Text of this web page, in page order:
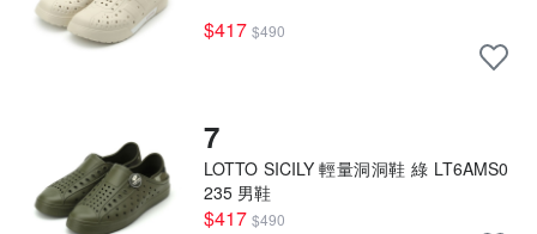
$417 $490
7
LOTTO SICILY 輕量洞洞鞋 綠 LT6AMS0
235 男鞋
$417 $490